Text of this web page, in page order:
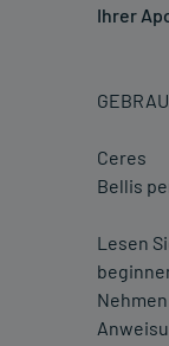
Ihrer
Ceres
Bellis
Lesen